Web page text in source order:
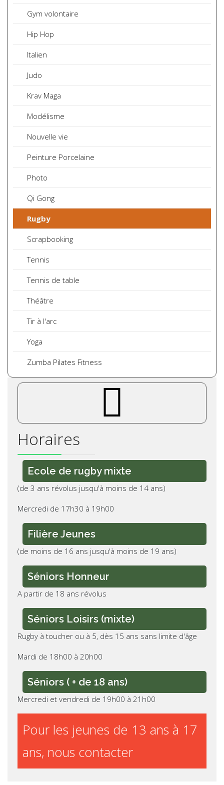
Gym volontaire
Hip Hop
Italien
Judo
Krav Maga
Modélisme
Nouvelle vie
Peinture Porcelaine
Photo
Qi Gong
Rugby
Scrapbooking
Tennis
Tennis de table
Théâtre
Tir à l'arc
Yoga
Zumba Pilates Fitness
Horaires
Ecole de rugby mixte
(de 3 ans révolus jusqu'à moins de 14 ans)
Mercredi de 17h30 à 19h00
Filière Jeunes
(de moins de 16 ans jusqu'à moins de 19 ans)
Séniors Honneur
A partir de 18 ans révolus
Séniors Loisirs (mixte)
Rugby à toucher ou à 5, dès 15 ans sans limite d'âge
Mardi de 18h00 à 20h00
Séniors ( + de 18 ans)
Mercredi et vendredi de 19h00 à 21h00
Pour les jeunes de 13 ans à 17
ans, nous contacter